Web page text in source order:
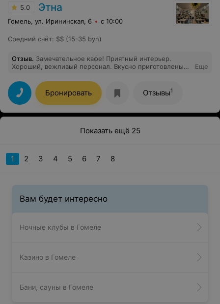
5.0 Этна
Гомель, ул. Ирининская, 6 с 10:00
Средний счёт: $$ (15-35 byn)
Отзыв. Замечательное кафе! Приятный интерьер.
Хороший, вежливый персонал. Вкусно приготовлены
Еще
Бронировать Отзывы1
Показать ещё 25
1 2 3 4 5 6 7 8
Вам будет интересно
Ночные клубы в Гомеле
Казино в Гомеле
Бани, сауны в Гомеле